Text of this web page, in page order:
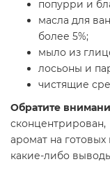
попурри и
масла для
более 5%;
мыло из
лосьоны и
чистящие
Обратите
сконцентрирован,
аромат на
какие-либо